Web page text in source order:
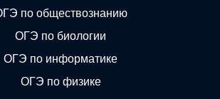
по обществознанию
ОГЭ по биологии
ОГЭ по информатике
ОГЭ по физике